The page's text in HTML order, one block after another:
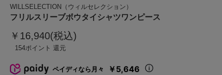
WILLSELECTION（ウィルセレクション）
フリルスリーブボウタイシャツワンピース
￥16,940(税込)
154
ペイディなら月々 ￥5,646